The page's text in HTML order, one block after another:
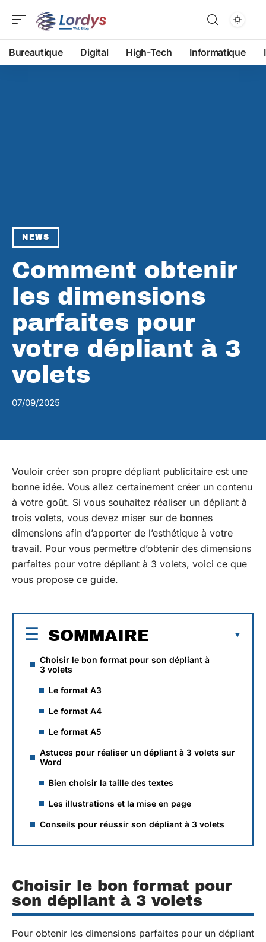
Bureautique Digital High-Tech Informatique
NEWS
Comment obtenir
les dimensions
parfaites pour
votre dépliant à 3
volets
07/09/2025
Vouloir créer son propre dépliant publicitaire est une
bonne idée. Vous allez certainement créer un contenu
à votre goût. Si vous souhaitez réaliser un dépliant à
trois volets, vous devez miser sur de bonnes
dimensions afin d’apporter de l’esthétique à votre
travail. Pour vous permettre d’obtenir des dimensions
parfaites pour votre dépliant à 3 volets, voici ce que
vous propose ce guide.
SOMMAIRE
Choisir le bon format pour son dépliant à
3 volets
Le format A3
Le format A4
Le format A5
Astuces pour réaliser un dépliant à 3 volets sur
Word
Bien choisir la taille des textes
Les illustrations et la mise en page
Conseils pour réussir son dépliant à 3 volets
Choisir le bon format pour
son dépliant à 3 volets
Pour obtenir les dimensions parfaites pour un dépliant